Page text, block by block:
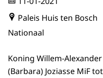
Paleis Huis ten Bosch
Nationaal
Koning Willem-
(Barbara) Joziasse MiF